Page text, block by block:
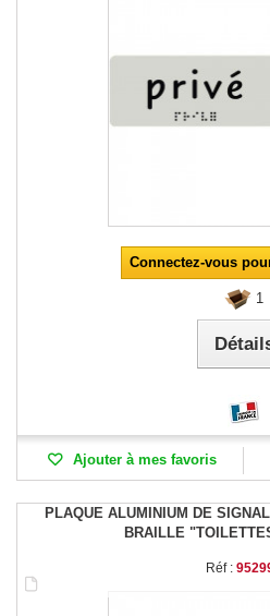
Connectez-vous
1
Ajouter à mes favoris
PLAQUE ALUMINIUM DE
BRAILLE
Réf :